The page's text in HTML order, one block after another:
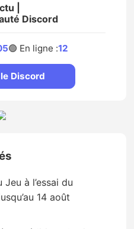
|
Discord
🟢 En ligne :12
Discord
à l’essai du
14 août